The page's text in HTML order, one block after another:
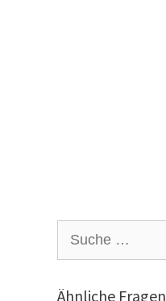
nach:
Ähnliche Fragen